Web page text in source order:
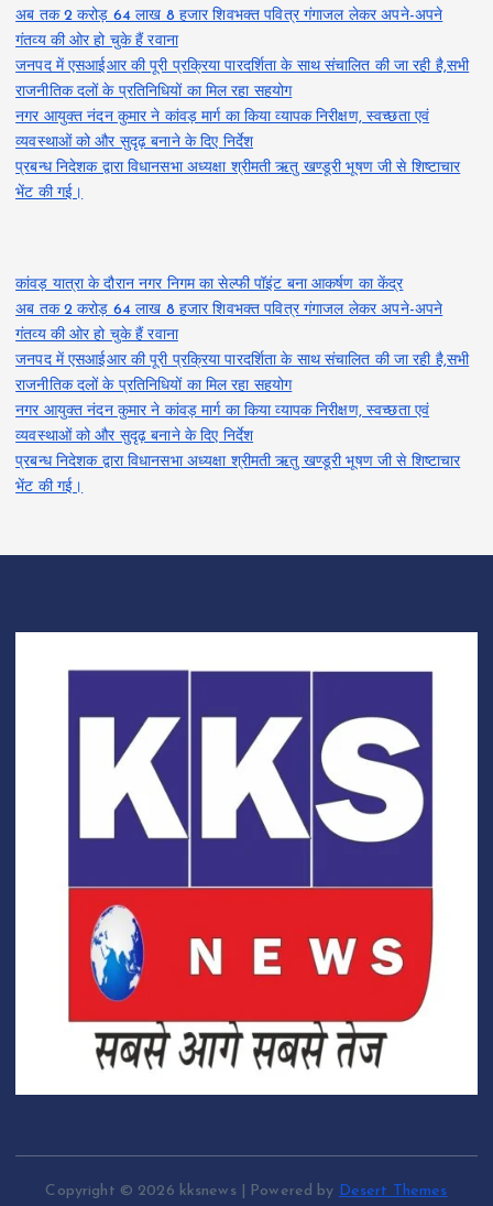
अब तक 2 करोड़ 64 लाख 8 हजार शिवभक्त पवित्र गंगाजल लेकर अपने-अपने
गंतव्य की ओर हो चुके हैं रवाना
जनपद में एसआईआर की पूरी प्रक्रिया पारदर्शिता के साथ संचालित की जा रही है,सभी
राजनीतिक दलों के प्रतिनिधियों का मिल रहा सहयोग
नगर आयुक्त नंदन कुमार ने कांवड़ मार्ग का किया व्यापक निरीक्षण, स्वच्छता एवं
व्यवस्थाओं को और सुदृढ़ बनाने के दिए निर्देश
प्रबन्ध निदेशक द्वारा विधानसभा अध्यक्षा श्रीमती ऋतु खण्डूरी भूषण जी से शिष्टाचार
भेंट की गई।
कांवड़ यात्रा के दौरान नगर निगम का सेल्फी पॉइंट बना आकर्षण का केंद्र
अब तक 2 करोड़ 64 लाख 8 हजार शिवभक्त पवित्र गंगाजल लेकर अपने-अपने
गंतव्य की ओर हो चुके हैं रवाना
जनपद में एसआईआर की पूरी प्रक्रिया पारदर्शिता के साथ संचालित की जा रही है,सभी
राजनीतिक दलों के प्रतिनिधियों का मिल रहा सहयोग
नगर आयुक्त नंदन कुमार ने कांवड़ मार्ग का किया व्यापक निरीक्षण, स्वच्छता एवं
व्यवस्थाओं को और सुदृढ़ बनाने के दिए निर्देश
प्रबन्ध निदेशक द्वारा विधानसभा अध्यक्षा श्रीमती ऋतु खण्डूरी भूषण जी से शिष्टाचार
भेंट की गई।
Copyright © 2026 kksnews | Powered by Desert Themes